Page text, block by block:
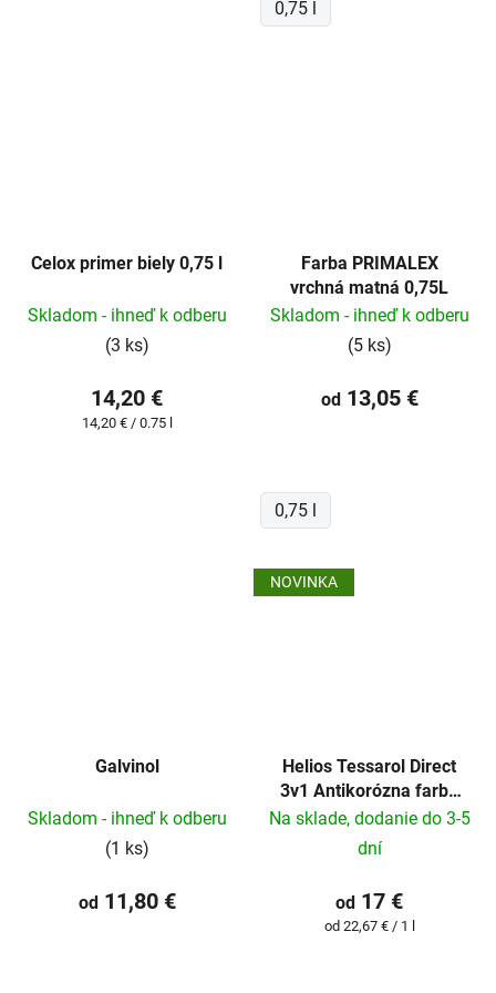
0,75 l
Celox primer biely 0,75 l
Skladom - ihneď k odberu
(3 ks)
14,20 €
Jednotková
14,20 € / 0.75 l
Farba PRIMALEX
vrchná matná 0,75L
Skladom - ihneď k odberu
(5 ks)
od13,05 €
0,75 l
Galvinol
Skladom - ihneď k odberu
(1 ks)
od11,80 €
NOVINKA
Helios Tessarol Direct
3v1 ​Antikorózna farba
na kov
Na sklade, dodanie do 3-5
dní
od 17 €
Jednotková
od 22,67 € / 1 l